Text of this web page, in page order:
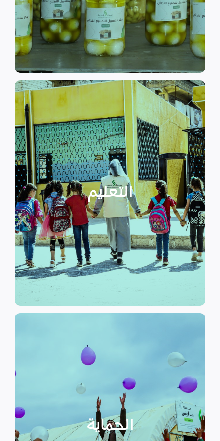
الى الاهتمام بالمشاريع التنموية.
اقرأ المزيد
التعليم
التعليم
نهدف إلى توفير مناهج التعليم غير
الرسمي وبرامج التوعية التي
تستهدف الناشئين والأطفال مما
يساهم في تعزيز السلام و دعم
الأطفال المنقطعين عن العملية
التعليمية أو المتأخرين عن المراحل
الدراسية بسبب الصراع القائم.
اقرأ المزيد
الحماية
الحماية
الأسر المهمشة والتي ترأسها إناث
عبر تعزيز المساعدة الإنسانية التي
تراعي الأمور الخاصة بالنوع
الاجتماعي “الجنساني” مع التركيز